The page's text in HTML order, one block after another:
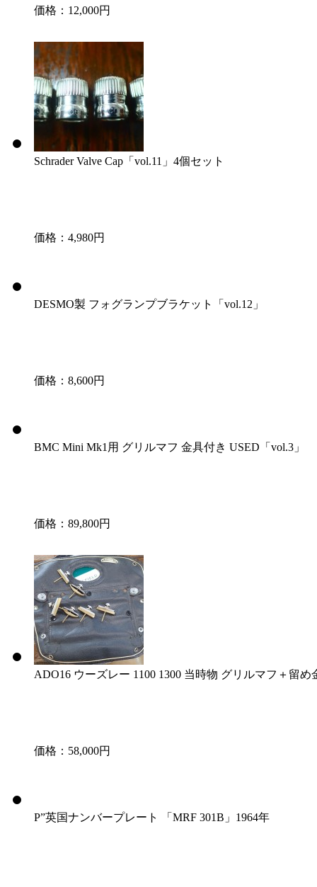
価格：12,000円
Schrader Valve Cap「vol.11」4個セット
価格：4,980円
DESMO製 フォグランプブラケット「vol.12」
価格：8,600円
BMC Mini Mk1用 グリルマフ 金具付き USED「vol.3」
価格：89,800円
ADO16 ウーズレー 1100 1300 当時物 グリルマフ＋留め
価格：58,000円
P”英国ナンバープレート 「MRF 301B」1964年